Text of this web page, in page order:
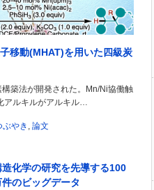
移動(MHAT)を用いた四級炭
構築法が開発された。Mn/Ni協働触
アルキルがアルキル…
ぶやき , 論文
造化学の研究を先導する100
件のビッグデータ